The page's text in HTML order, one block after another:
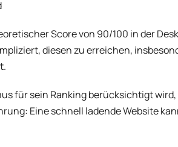
Score von 90/100 in der
diesen zu erreichen,
für sein Ranking berücksichtigt wird,
Eine schnell ladende Website